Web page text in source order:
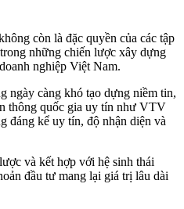
còn là đặc quyền của các tập
những chiến lược xây dựng
nghiệp Việt Nam.
ngày càng khó tạo dựng niềm tin,
thông quốc gia uy tín như VTV
đáng kể uy tín, độ nhận diện và
và kết hợp với hệ sinh thái
đầu tư mang lại giá trị lâu dài